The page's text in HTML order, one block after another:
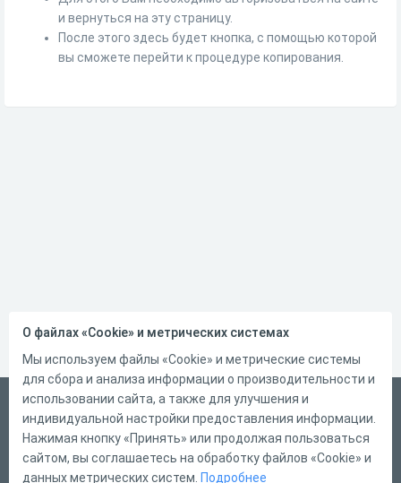
и вернуться на эту страницу.
После этого здесь будет кнопка, с помощью которой
вы сможете перейти к процедуре копирования.
Русский
Справка
Форма обратной связи
О файлах «Cookie» и метрических системах
Мы используем файлы «Cookie» и метрические системы
для сбора и анализа информации о производительности и
использовании сайта, а также для улучшения и
индивидуальной настройки предоставления информации.
Нажимая кнопку «Принять» или продолжая пользоваться
сайтом, вы соглашаетесь на обработку файлов «Cookie» и
данных метрических систем. Подробнее